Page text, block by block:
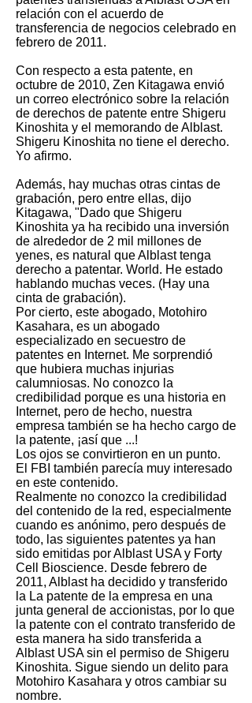
relación con el acuerdo de
transferencia de negocios celebrado en
febrero de 2011.
Con respecto a esta patente, en
octubre de 2010, Zen Kitagawa envió
un correo electrónico sobre la relación
de derechos de patente entre Shigeru
Kinoshita y el memorando de Alblast.
Shigeru Kinoshita no tiene el derecho.
Yo afirmo.
Además, hay muchas otras cintas de
grabación, pero entre ellas, dijo
Kitagawa, "Dado que Shigeru
Kinoshita ya ha recibido una inversión
de alrededor de 2 mil millones de
yenes, es natural que Alblast tenga
derecho a patentar. World. He estado
hablando muchas veces. (Hay una
cinta de grabación).
Por cierto, este abogado, Motohiro
Kasahara, es un abogado
especializado en secuestro de
patentes en Internet. Me sorprendió
que hubiera muchas injurias
calumniosas. No conozco la
credibilidad porque es una historia en
Internet, pero de hecho, nuestra
empresa también se ha hecho cargo de
la patente, ¡así que ...!
Los ojos se convirtieron en un punto.
El FBI también parecía muy interesado
en este contenido.
Realmente no conozco la credibilidad
del contenido de la red, especialmente
cuando es anónimo, pero después de
todo, las siguientes patentes ya han
sido emitidas por Alblast USA y Forty
Cell Bioscience. Desde febrero de
2011, Alblast ha decidido y transferido
la La patente de la empresa en una
junta general de accionistas, por lo que
la patente con el contrato transferido de
esta manera ha sido transferida a
Alblast USA sin el permiso de Shigeru
Kinoshita. Sigue siendo un delito para
Motohiro Kasahara y otros cambiar su
nombre.